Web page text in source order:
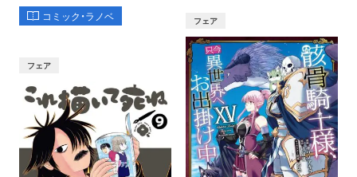
コミック・ラノベ
フェア
フェア